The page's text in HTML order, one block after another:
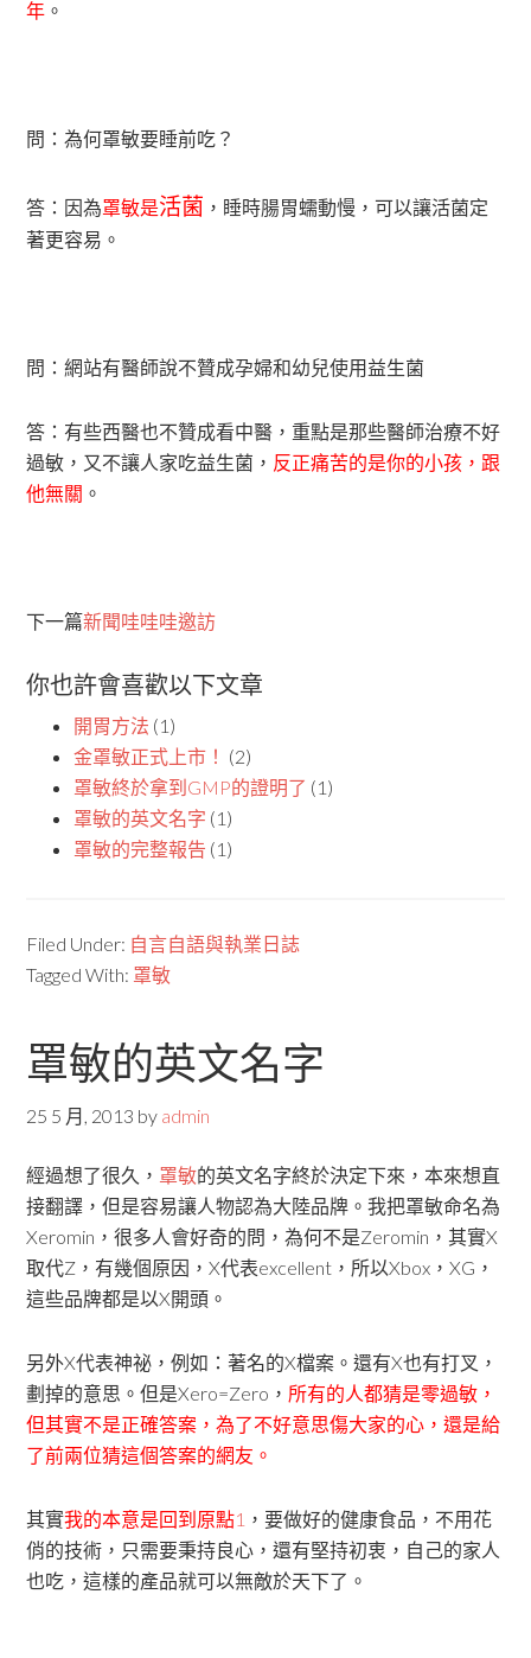
年 。
問：為何罩敏要睡前吃？
答：因為罩敏是活菌 ，睡時腸胃蠕動慢，可以讓活菌定
著更容易。
問：網站有醫師說不贊成孕婦和幼兒使用益生菌
答：有些西醫也不贊成看中醫，重點是那些醫師治療不好
過敏，又不讓人家吃益生菌， 反正痛苦的是你的小孩，跟
他無關 。
下一篇新聞哇哇哇邀訪
你也許會喜歡以下文章
開胃方法 (1)
金罩敏正式上市！ (2)
罩敏終於拿到GMP的證明了 (1)
罩敏的英文名字 (1)
罩敏的完整報告 (1)
Filed Under: 自言自語與執業日誌
Tagged With: 罩敏
罩敏的英文名字
25 5 月, 2013 by admin
經過想了很久， 罩敏的英文名字終於決定下來，本來想直
接翻譯，但是容易讓人物認為大陸品牌。我把罩敏命名為
Xeromin，很多人會好奇的問，為何不是Zeromin，其實X
取代Z，有幾個原因，X代表excellent，所以Xbox，XG，
這些品牌都是以X開頭。
另外X代表神祕，例如：著名的X檔案。還有X也有打叉，
劃掉的意思。但是Xero=Zero， 所有的人都猜是零過敏，
但其實不是正確答案，為了不好意思傷大家的心，還是給
了前兩位猜這個答案的網友。
其實我的本意是回到原點1 ，要做好的健康食品，不用花
俏的技術，只需要秉持良心，還有堅持初衷，自己的家人
也吃，這樣的產品就可以無敵於天下了。